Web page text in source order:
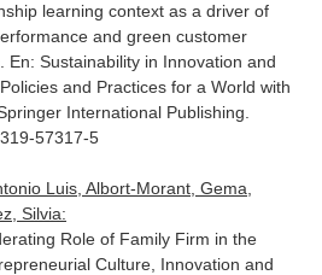
learning context as a driver of
and green customer
En: Sustainability in Innovation and
and Practices for a World with
International Publishing.
57317-5
Luis, Albort-Morant, Gema,
Silvia:
Role of Family Firm in the
Culture, Innovation and